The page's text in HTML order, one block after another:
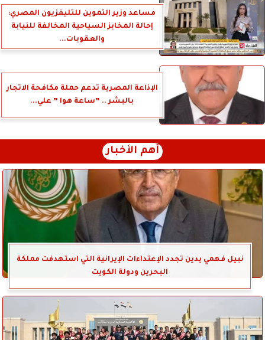
مساعد وزير التموين للتليفزيون المصري:
إحالة المخابز السياحية المخالفة للنيابة
والعقوبات...
الإذاعة المصرية تدعم حملة مكافحة الاتجار
بالبشر .. ”ساعة هوا ” علي...
أهم الأخبار
نبيل فهمي يدين تجدد الإعتداءات الإيرانية التي استهدفت مملكة
البحرين ودولة الكويت